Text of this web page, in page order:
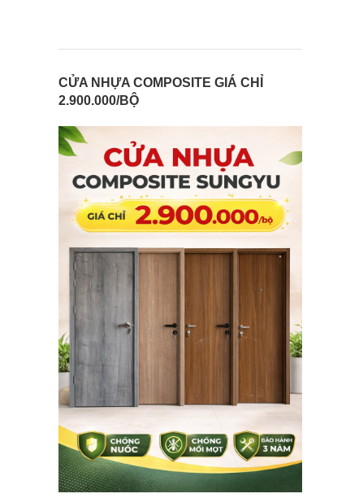
CỬA NHỰA COMPOSITE GIÁ CHỈ
2.900.000/BỘ